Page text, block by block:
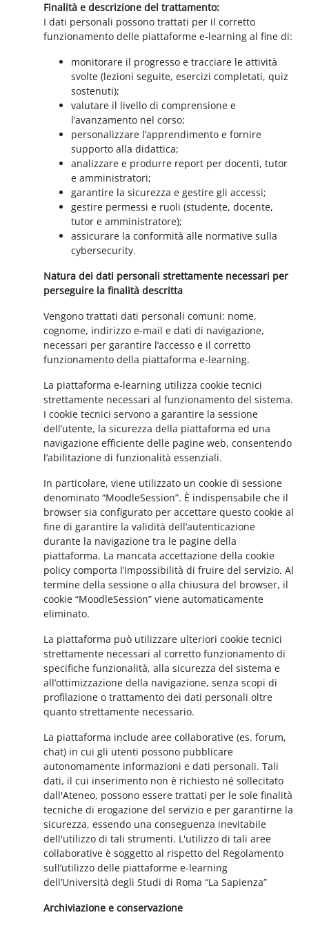
Finalità e descrizione del trattamento:
I dati personali possono trattati per il corretto
funzionamento delle piattaforme e-learning al fine di:
monitorare il progresso e tracciare le attività
svolte (lezioni seguite, esercizi completati, quiz
sostenuti);
valutare il livello di comprensione e
l’avanzamento nel corso;
personalizzare l’apprendimento e fornire
supporto alla didattica;
analizzare e produrre report per docenti, tutor
e amministratori;
garantire la sicurezza e gestire gli accessi;
gestire permessi e ruoli (studente, docente,
tutor e amministratore);
assicurare la conformità alle normative sulla
cybersecurity.
Natura dei dati personali strettamente necessari per
perseguire la finalità descritta
Vengono trattati dati personali comuni: nome,
cognome, indirizzo e-mail e dati di navigazione,
necessari per garantire l’accesso e il corretto
funzionamento della piattaforma e-learning.
La piattaforma e-learning utilizza cookie tecnici
strettamente necessari al funzionamento del sistema.
I cookie tecnici servono a garantire la sessione
dell’utente, la sicurezza della piattaforma ed una
navigazione efficiente delle pagine web, consentendo
l’abilitazione di funzionalità essenziali.
In particolare, viene utilizzato un cookie di sessione
denominato “MoodleSession”. È indispensabile che il
browser sia configurato per accettare questo cookie al
fine di garantire la validità dell’autenticazione
durante la navigazione tra le pagine della
piattaforma. La mancata accettazione della cookie
policy comporta l’impossibilità di fruire del servizio. Al
termine della sessione o alla chiusura del browser, il
cookie “MoodleSession” viene automaticamente
eliminato.
La piattaforma può utilizzare ulteriori cookie tecnici
strettamente necessari al corretto funzionamento di
specifiche funzionalità, alla sicurezza del sistema e
all’ottimizzazione della navigazione, senza scopi di
profilazione o trattamento dei dati personali oltre
quanto strettamente necessario.
La piattaforma include aree collaborative (es. forum,
chat) in cui gli utenti possono pubblicare
autonomamente informazioni e dati personali. Tali
dati, il cui inserimento non è richiesto né sollecitato
dall'Ateneo, possono essere trattati per le sole finalità
tecniche di erogazione del servizio e per garantirne la
sicurezza, essendo una conseguenza inevitabile
dell'utilizzo di tali strumenti. L'utilizzo di tali aree
collaborative è soggetto al rispetto del Regolamento
sull’utilizzo delle piattaforme e-learning
dell’Università degli Studi di Roma “La Sapienza”
Archiviazione e conservazione